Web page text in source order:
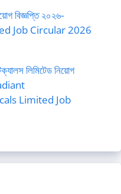
বিজ্ঞপ্তি ২০২৬-
Job Circular 2026
লিমিটেড নিয়োগ
Limited Job